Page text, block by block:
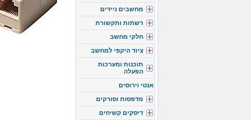
מחשבים ניידים
רשתות ותקשורת
חלקי מחשב
ציוד היקפי למחשב
תוכנות ומערכות
הפעלה
אנטי וירוסים
מדפסות וסורקים
דיסקים קשיחים